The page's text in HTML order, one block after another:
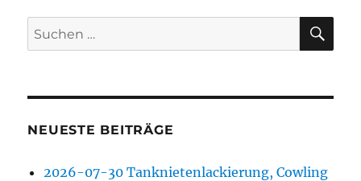
Suchen
nach:
NEUESTE BEITRÄGE
2026-07-30 Tanknietenlackierung, Cowling